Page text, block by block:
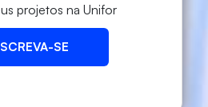
projetos na Unifor
SE